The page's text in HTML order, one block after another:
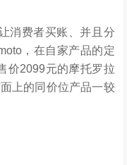
消费者买账、并且分
，在自家产品的定
价2099元的摩托罗拉
上的同价位产品一较